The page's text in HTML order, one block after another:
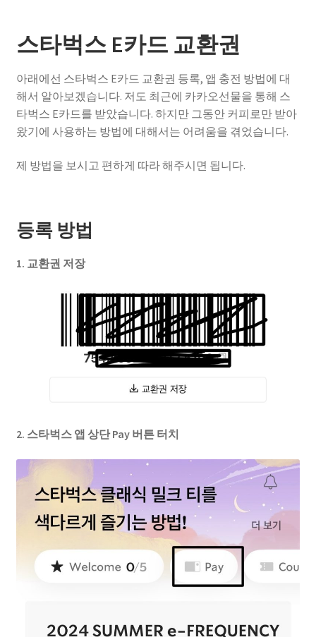
스타벅스 E카드 교환권
아래에선 스타벅스 E카드 교환권 등록, 앱 충전 방법에 대
해서 알아보겠습니다. 저도 최근에 카카오선물을 통해 스
타벅스 E카드를 받았습니다. 하지만 그동안 커피로만 받아
왔기에 사용하는 방법에 대해서는 어려움을 겪었습니다.
제 방법을 보시고 편하게 따라 해주시면 됩니다.
등록 방법
1. 교환권 저장
2. 스타벅스 앱 상단 Pay 버튼 터치